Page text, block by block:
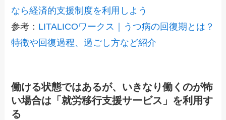
なら経済的支援制度を利用しよう
参考： LITALICOワークス｜うつ病の回復期とは？
特徴や回復過程、過ごし方など紹介
働ける状態ではあるが、いきなり働くのが怖
い場合は「就労移行支援サービス」を利用す
る